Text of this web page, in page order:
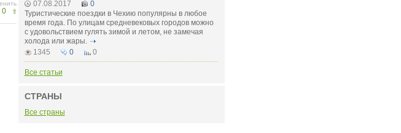
0
07.08.2017
0
Туристические поездки в Чехию популярны в любое
время года. По улицам средневековых городов можно
с удовольствием гулять зимой и летом, не замечая
холода или жары.
1345
0 0
Все статьи
СТРАНЫ
Все страны